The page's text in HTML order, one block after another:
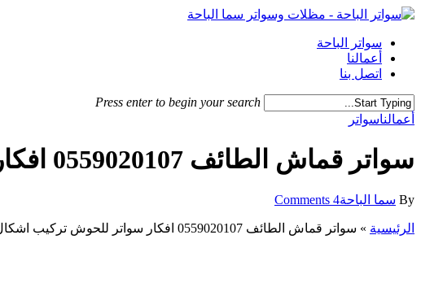
Skip
main
content
Menu
سواتر الباحة
أعمالنا
اتصل بنا
Press enter to begin your search
Close
أعمالناسواتر
سواتر قماش الطائف 0559020107 افكار سواتر للحوش تركيب اشكال كافة السواتر بالطائف
By سما الباحة4 Comments
الرئيسية » سواتر قماش الطائف 0559020107 افكار سواتر للحوش تركيب اشكال كافة السواتر بالطائف